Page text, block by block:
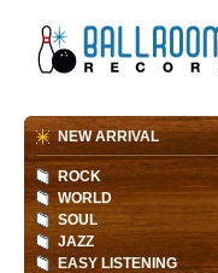
NEW ARRIVAL
ROCK
WORLD
SOUL
JAZZ
EASY LISTENING